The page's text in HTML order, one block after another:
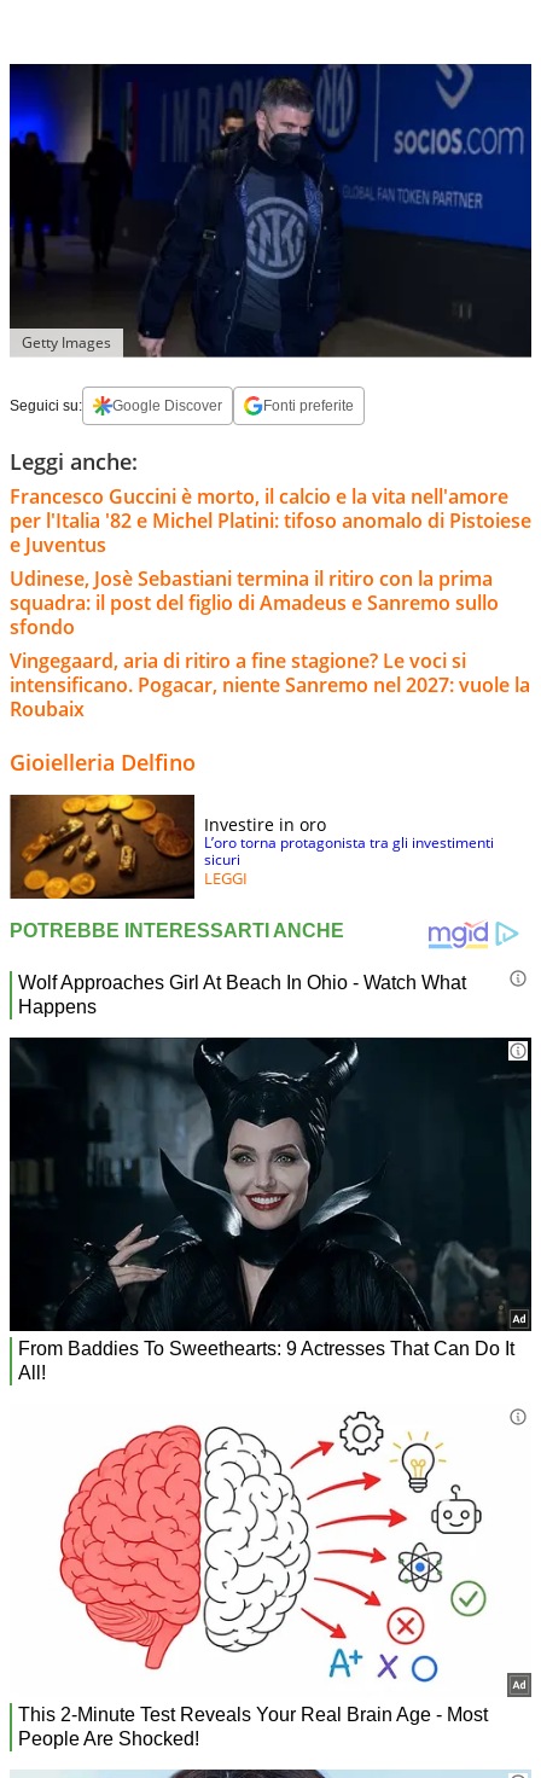
Getty Images
Seguici su: Google Discover Fonti preferite
Leggi anche:
Francesco Guccini è morto, il calcio e la vita nell'amore
per l'Italia '82 e Michel Platini: tifoso anomalo di Pistoiese
e Juventus
Udinese, Josè Sebastiani termina il ritiro con la prima
squadra: il post del figlio di Amadeus e Sanremo sullo
sfondo
Vingegaard, aria di ritiro a fine stagione? Le voci si
intensificano. Pogacar, niente Sanremo nel 2027: vuole la
Roubaix
Gioielleria Delfino
Investire in oro
L’oro torna protagonista tra gli investimenti
sicuri
LEGGI